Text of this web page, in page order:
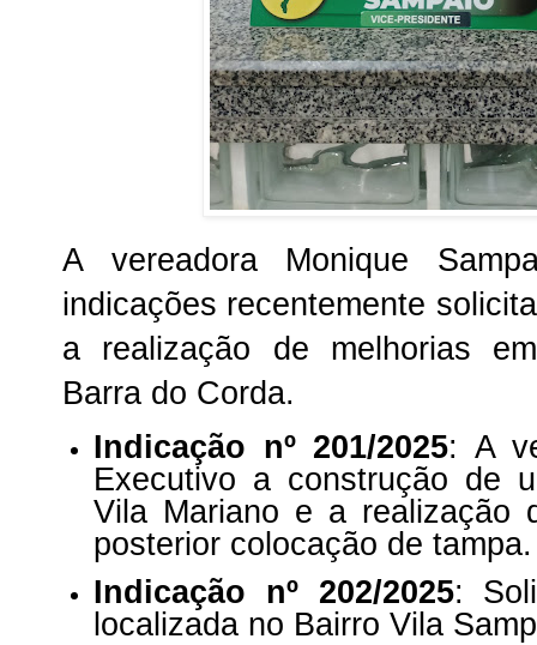
A vereadora Monique
indicações recentemente
a realização de melhorias
Barra do Corda.
Indicação nº 201/2025: A
Executivo a construção de
Vila Mariano e a realização
posterior colocação de
Indicação nº 202/2025:
localizada no Bairro Vila